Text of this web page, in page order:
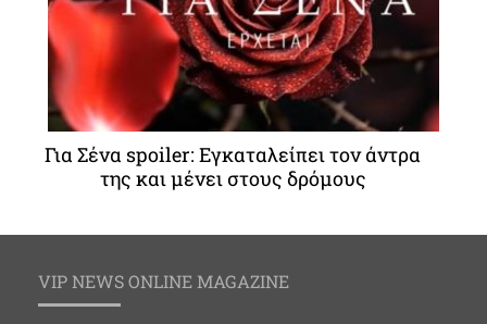
Για Σένα spoiler: Εγκαταλείπει τον άντρα
της και μένει στους δρόμους
VIP NEWS ONLINE MAGAZINE